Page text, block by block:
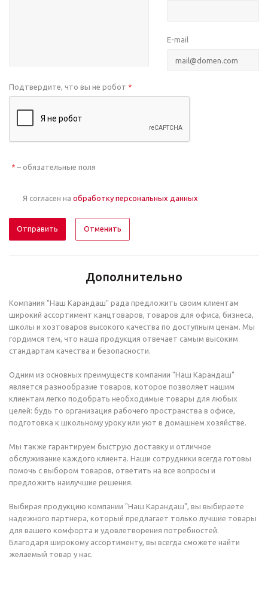
E-mail
Подтвердите, что вы не робот *
* – обязательные поля
Я согласен на обработку персональных данных
Отменить
Дополнительно
Компания "Наш Карандаш" рада предложить своим клиентам
широкий ассортимент канцтоваров, товаров для офиса, бизнеса,
школы и хозтоваров высокого качества по доступным ценам. Мы
гордимся тем, что наша продукция отвечает самым высоким
стандартам качества и безопасности.
Одним из основных преимуществ компании "Наш Карандаш"
является разнообразие товаров, которое позволяет нашим
клиентам легко подобрать необходимые товары для любых
целей: будь то организация рабочего пространства в офисе,
подготовка к школьному уроку или уют в домашнем хозяйстве.
Мы также гарантируем быструю доставку и отличное
обслуживание каждого клиента. Наши сотрудники всегда готовы
помочь с выбором товаров, ответить на все вопросы и
предложить наилучшие решения.
Выбирая продукцию компании "Наш Карандаш", вы выбираете
надежного партнера, который предлагает только лучшие товары
для вашего комфорта и удовлетворения потребностей.
Благодаря широкому ассортименту, вы всегда сможете найти
желаемый товар у нас.